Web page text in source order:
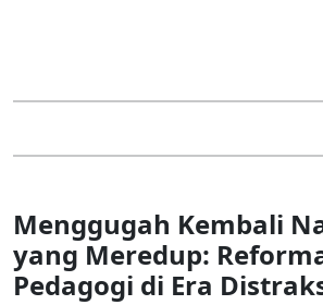
Menggugah Kembali
yang Meredup:
Pedagogi di Era